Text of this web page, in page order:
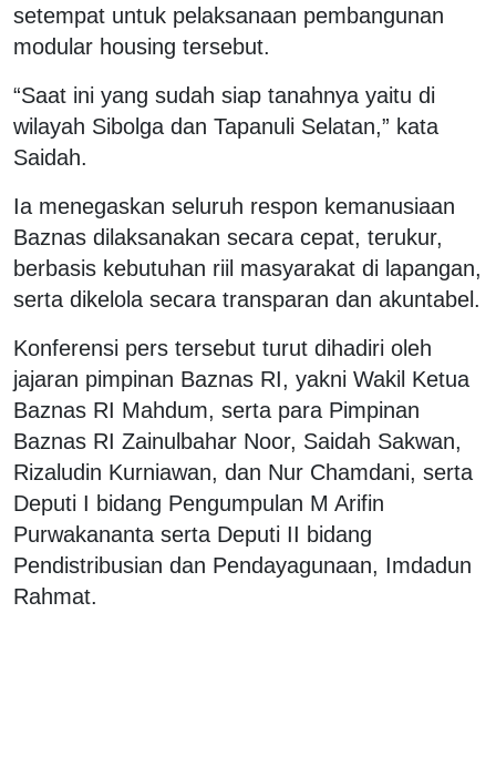
setempat untuk pelaksanaan pembangunan
modular housing tersebut.
“Saat ini yang sudah siap tanahnya yaitu di
wilayah Sibolga dan Tapanuli Selatan,” kata
Saidah.
Ia menegaskan seluruh respon kemanusiaan
Baznas dilaksanakan secara cepat, terukur,
berbasis kebutuhan riil masyarakat di lapangan,
serta dikelola secara transparan dan akuntabel.
Konferensi pers tersebut turut dihadiri oleh
jajaran pimpinan Baznas RI, yakni Wakil Ketua
Baznas RI Mahdum, serta para Pimpinan
Baznas RI Zainulbahar Noor, Saidah Sakwan,
Rizaludin Kurniawan, dan Nur Chamdani, serta
Deputi I bidang Pengumpulan M Arifin
Purwakananta serta Deputi II bidang
Pendistribusian dan Pendayagunaan, Imdadun
Rahmat.